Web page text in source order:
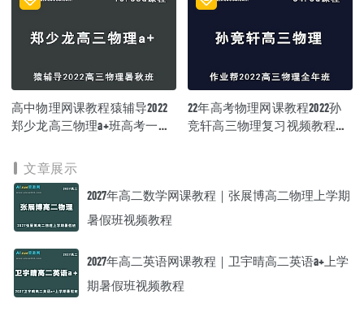
高中物理网课教程猿辅导2022
郑少龙高三物理a+班高考一轮
+秋季班）
22年高考物理网课教程2022孙
竞轩高三物理复习视频教程
文章展示
2027年高二数学网课教程｜张展博高二物理上学期
暑假班视频教程
2027年高二英语网课教程｜卫宇晴高二英语a+上学
期暑假班视频教程